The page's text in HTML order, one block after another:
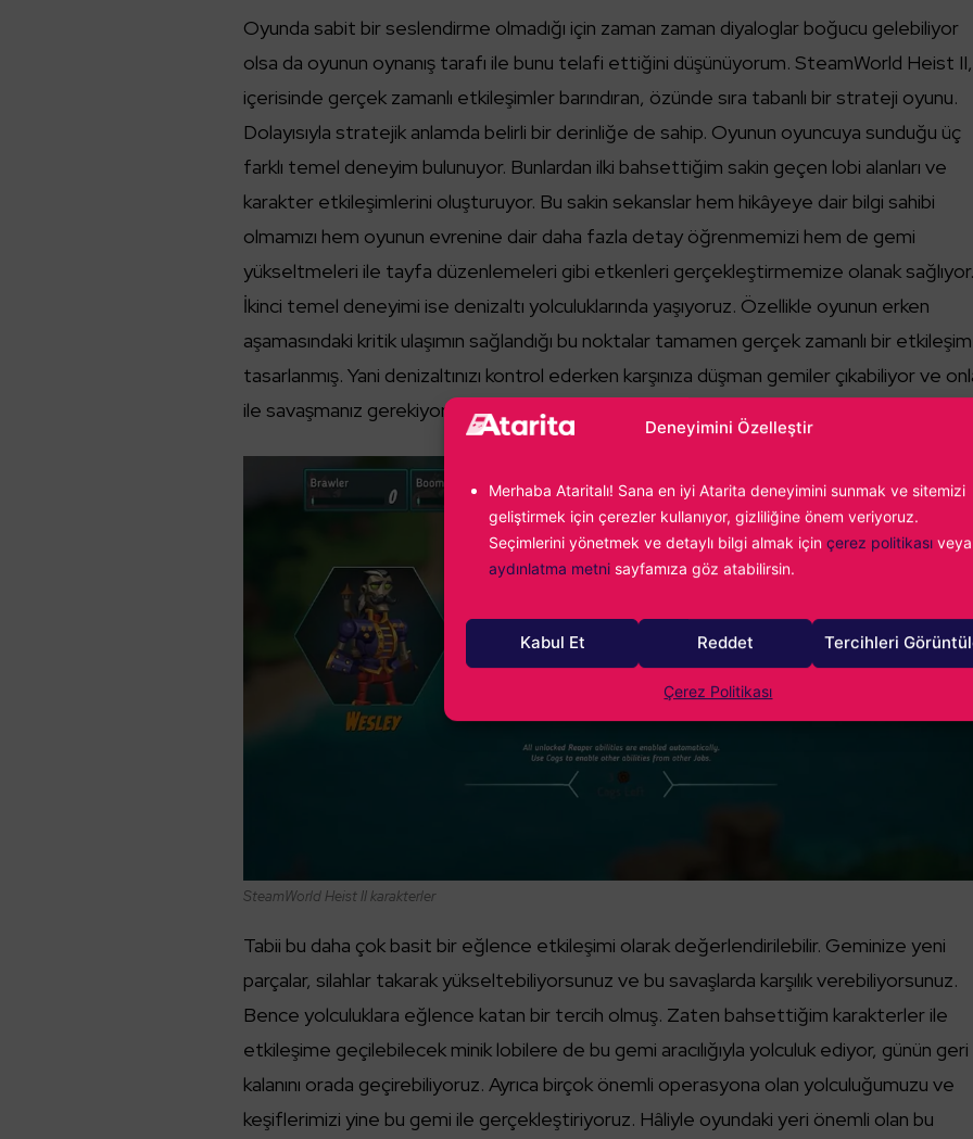
Deneyimini Özelleştir
Merhaba Ataritalı! Sana en iyi Atarita deneyimini sunmak ve sitemizi
geliştirmek için çerezler kullanıyor, gizliliğine önem veriyoruz.
Seçimlerini yönetmek ve detaylı bilgi almak için çerez politikası veya
aydınlatma metni sayfamıza göz atabilirsin.
Kabul Et Reddet Tercihleri
Çerez Politikası
Oyunda sabit bir seslendirme olmadığı için zaman zaman diyaloglar boğucu gelebiliyor
olsa da oyunun oynanış tarafı ile bunu telafi ettiğini düşünüyorum. SteamWorld Heist II,
içerisinde gerçek zamanlı etkileşimler barındıran, özünde sıra tabanlı bir strateji oyunu.
Dolayısıyla stratejik anlamda belirli bir derinliğe de sahip. Oyunun oyuncuya sunduğu üç
farklı temel deneyim bulunuyor. Bunlardan ilki bahsettiğim sakin geçen lobi alanları ve
karakter etkileşimlerini oluşturuyor. Bu sakin sekanslar hem hikâyeye dair bilgi sahibi
olmamızı hem oyunun evrenine dair daha fazla detay öğrenmemizi hem de gemi
yükseltmeleri ile tayfa düzenlemeleri gibi etkenleri gerçekleştirmemize olanak
İkinci temel deneyimi ise denizaltı yolculuklarında yaşıyoruz. Özellikle oyunun erken
aşamasındaki kritik ulaşımın sağlandığı bu noktalar tamamen gerçek zamanlı bir
tasarlanmış. Yani denizaltınızı kontrol ederken karşınıza düşman gemiler çıkabiliyor ve
ile savaşmanız gerekiyor.
SteamWorld Heist II karakterler
Tabii bu daha çok basit bir eğlence etkileşimi olarak değerlendirilebilir. Geminize yeni
parçalar, silahlar takarak yükseltebiliyorsunuz ve bu savaşlarda karşılık verebiliyorsunuz.
Bence yolculuklara eğlence katan bir tercih olmuş. Zaten bahsettiğim karakterler ile
etkileşime geçilebilecek minik lobilere de bu gemi aracılığıyla yolculuk ediyor, günün geri
kalanını orada geçirebiliyoruz. Ayrıca birçok önemli operasyona olan yolculuğumuzu ve
keşiflerimizi yine bu gemi ile gerçekleştiriyoruz. Hâliyle oyundaki yeri önemli olan bu